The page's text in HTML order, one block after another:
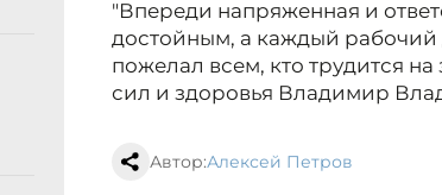
"Впереди напряженная и
достойным, а каждый рабочий
пожелал всем, кто трудится
сил и здоровья Владимир
Автор:Алексей Петров